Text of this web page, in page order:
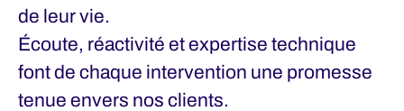
de leur vie.
Écoute, réactivité et expertise technique
font de chaque intervention une promesse
tenue envers nos clients.